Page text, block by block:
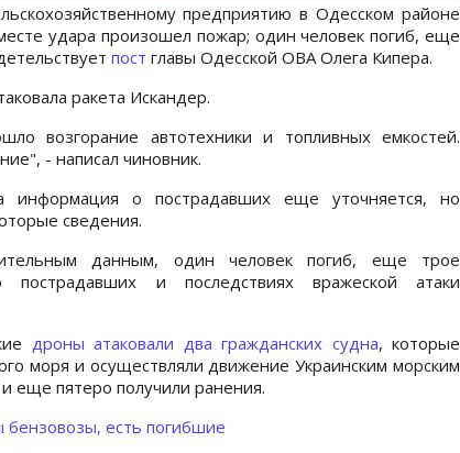
предприятию в Одесском районе
удара произошел пожар; один человек погиб, еще
пост главы Одесской ОВА Олега Кипера.
ракета Искандер.
возгорание автотехники и топливных емкостей.
- написал чиновник.
информация о пострадавших еще уточняется, но
сведения.
данным, один человек погиб, еще трое
и последствиях вражеской атаки
дроны атаковали два гражданских судна, которые
моря и осуществляли движение Украинским морским
еще пятеро получили ранения.
бензовозы, есть погибшие